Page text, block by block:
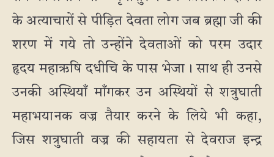
के अत्याचारों से पीड़ित देवता लोग जब ब्रह्मा जी की
शरण में गये तो उन्होंने देवताओं को परम उदार
हृदय महाऋषि दधीचि के पास भेजा। साथ ही उनसे
उनकी अस्थियाँ माँगकर उन अस्थियों से शत्रुघाती
महाभयानक वज्र तैयार करने के लिये भी कहा,
जिस शत्रुघाती वज्र की सहायता से देवराज इन्द्र